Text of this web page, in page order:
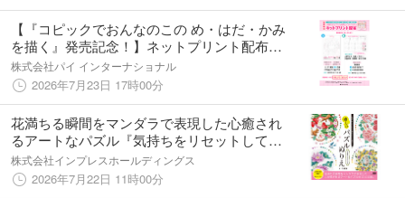
【『コピックでおんなのこの め・はだ・かみ
を描く』発売記念！】ネットプリント配布＆
豪華賞品が抽選で当たるスモールエス×コピッ
クSNSコラボキャンペーン開催！
株式会社パイ インターナショナル
2026年7月23日 17時00分
花満ちる瞬間をマンダラで表現した心癒され
るアートなパズル『気持ちをリセットして脳
をやさしく刺激する 癒しのパズルぬりえ
心を満たす花マンダラ』発売
株式会社インプレスホールディングス
2026年7月22日 11時00分